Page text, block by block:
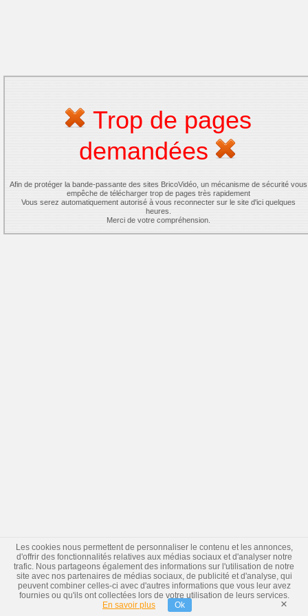
Trop de pages
demandées
Afin de protéger la bande-passante des sites BricoVidéo, un mécanisme de sécurité vous
empêche de télécharger trop de pages très rapidement
Vous serez automatiquement autorisé à vous reconnecter sur le site d'ici quelques
heures.
Merci de votre compréhension.
Les cookies nous permettent de personnaliser le contenu et les annonces,
d'offrir des fonctionnalités relatives aux médias sociaux et d'analyser notre
trafic. Nous partageons également des informations sur l'utilisation de notre
site avec nos partenaires de médias sociaux, de publicité et d'analyse, qui
peuvent combiner celles-ci avec d'autres informations que vous leur avez
fournies ou qu'ils ont collectées lors de votre utilisation de leurs services.
En savoir plus
Ok ×